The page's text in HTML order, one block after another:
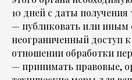
10 дней с даты получения
— публиковать или иным
неограниченный доступ
отношении обработки
— принимать правовые,